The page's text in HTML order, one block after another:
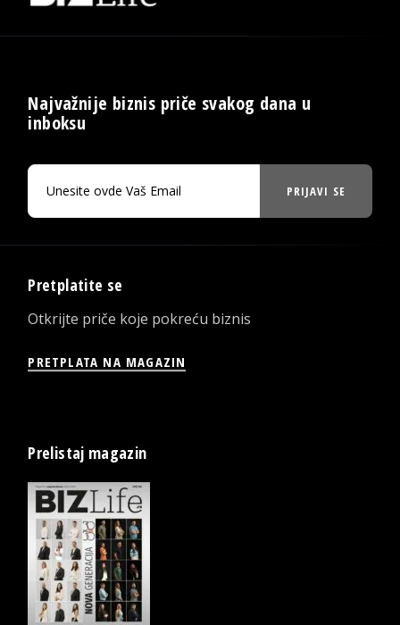
Najvažnije biznis priče svakog dana u
inboksu
PRIJAVI SE
Pretplatite se
Otkrijte priče koje pokreću biznis
PRETPLATA NA MAGAZIN
Prelistaj magazin